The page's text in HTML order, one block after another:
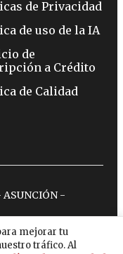
mejorar tu
tráfico. Al
de Privacidad
de uso de la IA
de
a Crédito
de Calidad
-